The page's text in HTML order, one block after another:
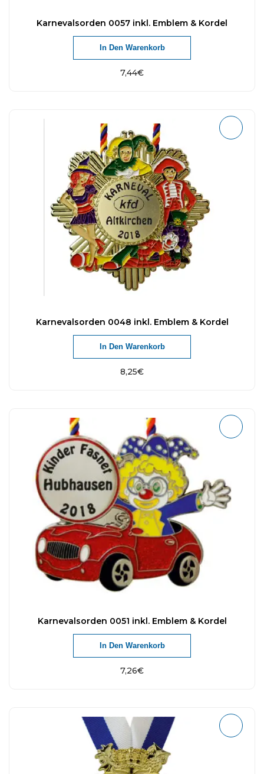
Karnevalsorden 0057 inkl. Emblem & Kordel
7,44€
In Den Warenkorb
Karnevalsorden 0048 inkl. Emblem & Kordel
8,25€
In Den Warenkorb
Karnevalsorden 0051 inkl. Emblem & Kordel
7,26€
In Den Warenkorb